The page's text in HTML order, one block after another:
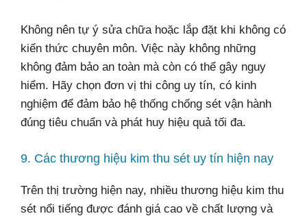
Không nên tự ý sửa chữa hoặc lắp đặt khi không có
kiến thức chuyên môn. Việc này không những
không đảm bảo an toàn mà còn có thể gây nguy
hiểm. Hãy chọn đơn vị thi công uy tín, có kinh
nghiệm để đảm bảo hệ thống chống sét vận hành
đúng tiêu chuẩn và phát huy hiệu quả tối đa.
9. Các thương hiệu kim thu sét uy tín hiện nay
Trên thị trường hiện nay, nhiều thương hiệu kim thu
sét nổi tiếng được đánh giá cao về chất lượng và